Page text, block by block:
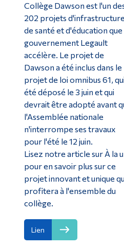
Collège Dawson est l'un
202 projets
de santé et d'éducation que
gouvernement Legault
accélère. Le projet de
Dawson a été inclus dans le
projet de loi omnibus 61,
été déposé le 3 juin et qui
devrait être adopté avant
l'Assemblée nationale
n'interrompe ses travaux
pour l'été le 12 juin.
Lisez notre article sur À la
pour en savoir plus sur ce
projet innovant et unique
profitera à l'ensemble du
collège.
Lien